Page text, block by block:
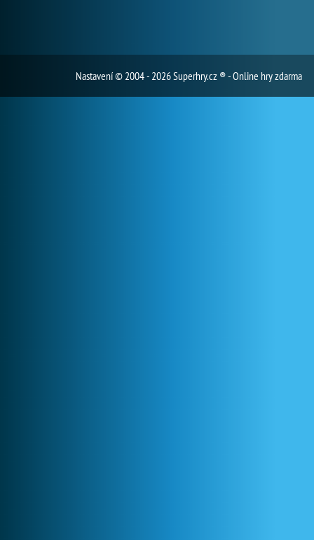
Nastavení© 2004 - 2026 Superhry.cz ® - Online hry zdarma